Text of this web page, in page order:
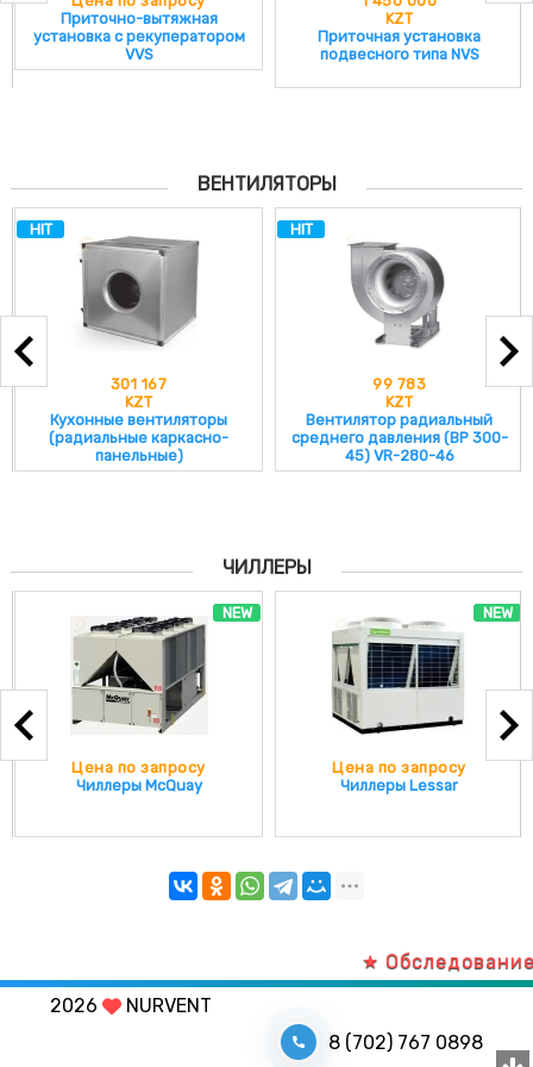
214 535 KZT
WING II C200 AC
291 040 KZT
Приточно-вытяжная
установка с рекуператором
VVS
KZT
Приточная установка
подвесного типа NVS
ВЕНТИЛЯТОРЫ
HIT
301 167
KZT
Кухонные вентиляторы
(радиальные каркасно-
панельные)
HIT
99 783
KZT
Вентилятор радиальный
среднего давления (ВР 300-
45) VR-280-46
ЧИЛЛЕРЫ
NEW
Цена по запросу
Чиллеры McQuay
NEW
Цена по запросу
Чиллеры Lessar
★ Обследование
2026
NURVENT
8 (702) 767 0898